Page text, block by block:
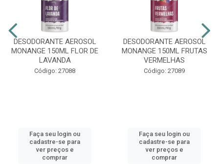
DESODORANTE AEROSOL
MONANGE 150ML FLOR DE
LAVANDA
Código: 27088
Faça seu login ou
cadastre-se para
ver preços e
comprar
DESODORANTE AEROSOL
MONANGE 150ML FRUTAS
VERMELHAS
Código: 27089
Faça seu login ou
cadastre-se para
ver preços e
comprar